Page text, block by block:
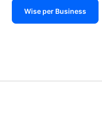
Wise per Business